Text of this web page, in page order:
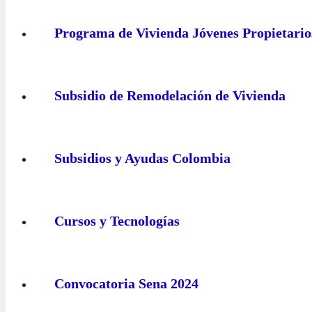
Programa de Vivienda Jóvenes
Subsidio de Remodelación de Vivienda
Subsidios y Ayudas Colombia
Cursos y Tecnologías
Convocatoria Sena 2024